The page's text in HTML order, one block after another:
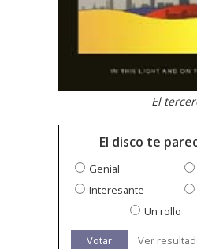
El
El disco te
Genial
Interesante
Un rollo
Votar Ver